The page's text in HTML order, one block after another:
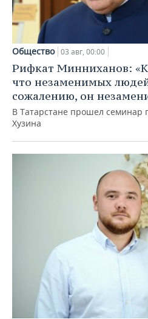
Общество 03 авг, 00:00
Рифкат Минниханов:
что незаменимых
сожалению, он
В Татарстане прошел семинар
Хузина